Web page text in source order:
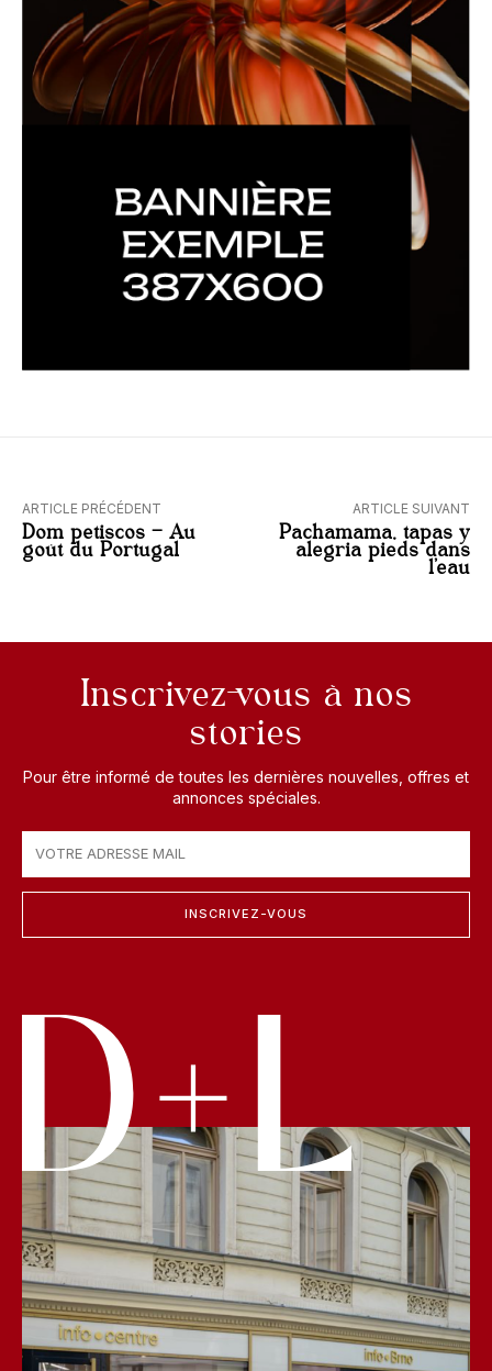
ARTICLE PRÉCÉDENT
Dom petiscos – Au
goût du Portugal
ARTICLE SUIVANT
Pachamama, tapas y
alegria pieds dans
l’eau
Inscrivez-vous à nos
stories
Pour être informé de toutes les dernières nouvelles, offres et
annonces spéciales.
INSCRIVEZ-VOUS